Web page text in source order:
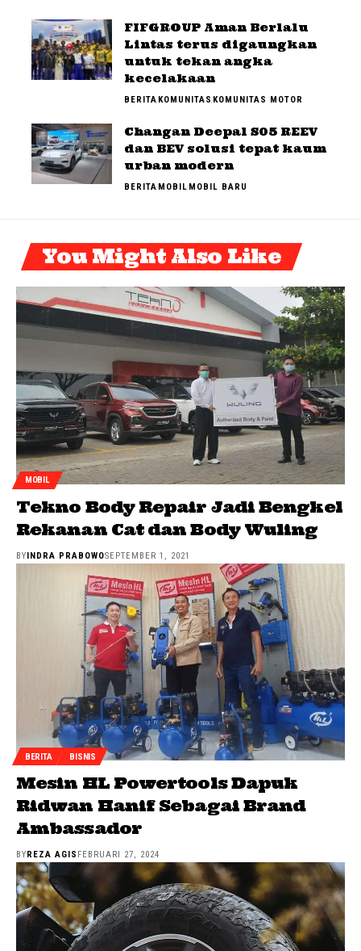
FIFGROUP Aman Berlalu
Lintas terus digaungkan
untuk tekan angka
kecelakaan
BERITAKOMUNITASKOMUNITAS MOTOR
Changan Deepal S05 REEV
dan BEV solusi tepat kaum
urban modern
BERITAMOBILMOBIL BARU
You Might Also Like
MOBIL
Tekno Body Repair Jadi Bengkel
Rekanan Cat dan Body Wuling
BYINDRA PRABOWOSEPTEMBER 1, 2021
BERITA BISNIS
Mesin HL Powertools Dapuk
Ridwan Hanif Sebagai Brand
Ambassador
BY REZA AGIS FEBRUARI 27, 2024